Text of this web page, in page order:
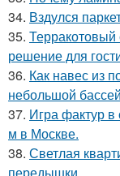
34. Вздулся
35. Терракотовый
решение для
36. Как навес из
небольшой
37. Игра фактур
м в Москве.
38. Светлая